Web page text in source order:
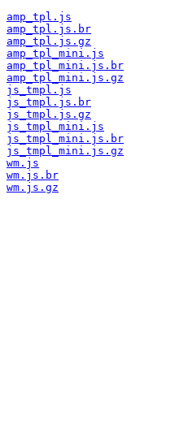
amp_tpl.js
amp_tpl.js.br
amp_tpl.js.gz
amp_tpl_mini.js
amp_tpl_mini.js.br
amp_tpl_mini.js.gz
js_tmpl.js
js_tmpl.js.br
js_tmpl.js.gz
js_tmpl_mini.js
js_tmpl_mini.js.br
js_tmpl_mini.js.gz
wm.js
wm.js.br
wm.js.gz